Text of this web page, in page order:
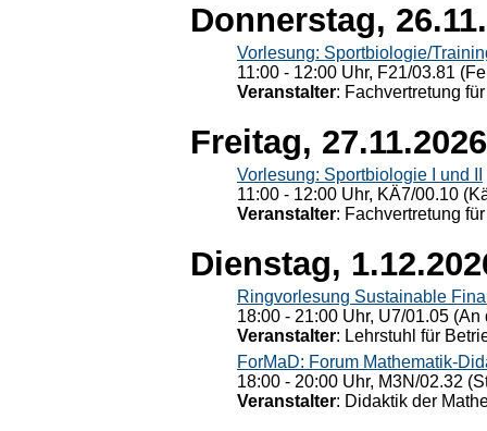
Donnerstag,
Vorlesung: Sportbiologie/
11:00 - 12:00 Uhr, F21/03.81
Veranstalter: Fachvertretung
Freitag, 27.11.2026
Vorlesung: Sportbiologie I und II
11:00 - 12:00 Uhr, KÄ7/00.10
Veranstalter: Fachvertretung
Dienstag,
Ringvorlesung Sustainable
18:00 - 21:00 Uhr, U7/01.05
Veranstalter: Lehrstuhl für
ForMaD: Forum Mathematik-
18:00 - 20:00 Uhr, M3N/02.32
Veranstalter: Didaktik der